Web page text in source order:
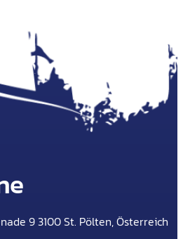
9 3100 St. Pölten, Österreich